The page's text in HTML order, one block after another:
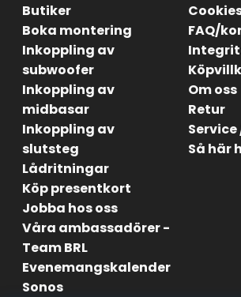
Butiker
Boka montering
Inkoppling av
subwoofer
Inkoppling av
midbasar
Inkoppling av
slutsteg
Lådritningar
Köp presentkort
Jobba hos oss
Våra ambassadörer -
Team BRL
Evenemangskalender
Sonos
FAQ/
Om oss
Retur
Så här